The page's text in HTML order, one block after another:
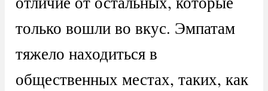
только вошли во вкус. Эмпатам
тяжело находиться в
общественных местах, таких, как